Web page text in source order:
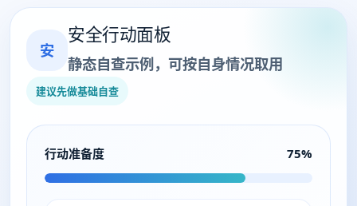
安
安全行动面板
静态自查示例，可按自身情况取用
建议先做基础自查
行动准备度 75%